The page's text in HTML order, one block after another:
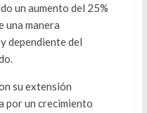
un aumento del 25%
una manera
dependiente del
su extensión
por un crecimiento